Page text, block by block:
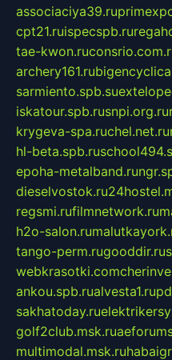
associaciya39.ru
cpt21.ruispecspb.ru
tae-kwon.ru
archery161.ru
sarmiento.spb.su
iskatour.spb.rusnpi.org.ru
krygeva-spa.ruchel.net.ru
hl-beta.spb.ru
epoha-metalband.ru
dieselvostok.ru
regsmi.rufilmnetwork.ru
h2o-salon.ru
tango-perm.rugooddir.ru
webkrasotki.com
ankou.spb.rualvesta1.ru
sakhatoday.ru
golf2club.msk.ru
multimodal.msk.ru